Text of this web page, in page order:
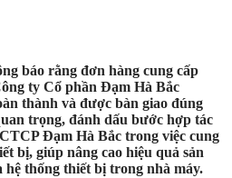
báo rằng đơn hàng cung cấp
ty Cổ phần Đạm Hà Bắc
thành và được bàn giao đúng
trọng, đánh dấu bước hợp tác
Đạm Hà Bắc trong việc cung
bị, giúp nâng cao hiệu quả sản
hệ thống thiết bị trong nhà máy.